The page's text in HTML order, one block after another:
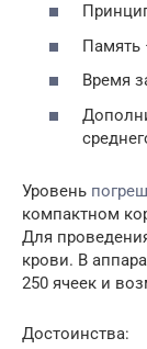
Память
Время
Уровень
компактном
Для
крови. В
250 ячеек и
Достоинства: